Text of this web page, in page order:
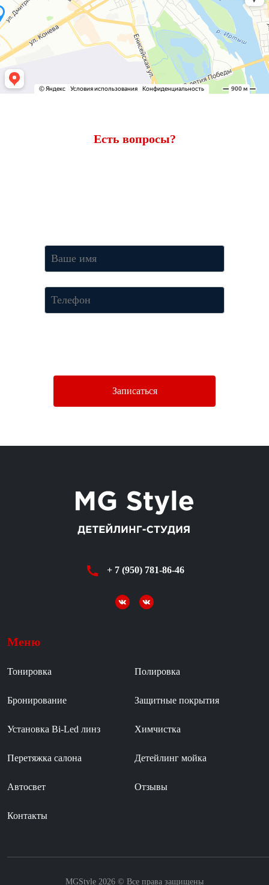
Есть вопросы?
Записаться
+ 7 (950) 781-86-46
Меню
Тонировка Полировка
Бронирование Защитные покрытия
Установка Bi-Led линз Химчистка
Перетяжка салона Детейлинг мойка
Автосвет Отзывы
Контакты
MGStyle 2026 © Все права защищены